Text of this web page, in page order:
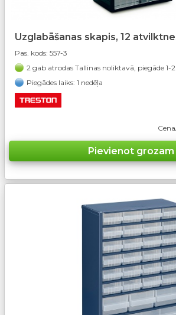
Uzglabāšanas skapis, 12
Pas. kods: 557-3
2 gab atrodas Tallinas noliktavā, piegāde 1-
Piegādes laiks: 1 nedēļa